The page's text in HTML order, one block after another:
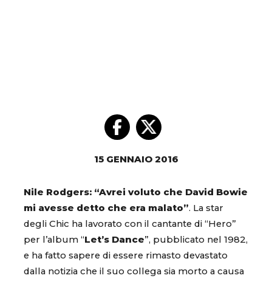
15 GENNAIO 2016
Nile Rodgers: “Avrei voluto che David Bowie
mi avesse detto che era malato”. La star
degli Chic ha lavorato con il cantante di “Hero”
per l’album “Let’s Dance”, pubblicato nel 1982,
e ha fatto sapere di essere rimasto devastato
dalla notizia che il suo collega sia morto a causa